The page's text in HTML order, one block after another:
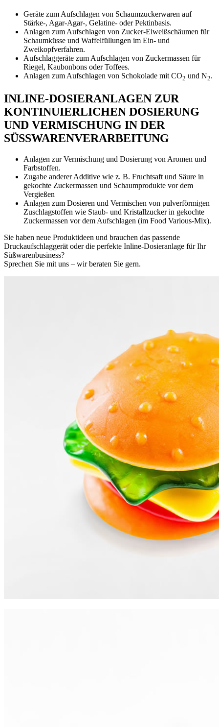
Geräte zum Aufschlagen von Schaumzuckerwaren auf
Stärke-, Agar-Agar-, Gelatine- oder Pektinbasis.
Anlagen zum Aufschlagen von Zucker-Eiweißschäumen für
Schaumküsse und Waffelfüllungen im Ein- und
Zweikopfverfahren.
Aufschlaggeräte zum Aufschlagen von Zuckermassen für
Riegel, Kaubonbons oder Toffees.
Anlagen zum Aufschlagen von Schokolade mit CO2 und N2.
INLINE-DOSIERANLAGEN ZUR
KONTINUIERLICHEN DOSIERUNG
UND VERMISCHUNG IN DER
SÜSSWARENVERARBEITUNG
Anlagen zur Vermischung und Dosierung von Aromen und
Farbstoffen.
Zugabe anderer Additive wie z. B. Fruchtsaft und Säure in
gekochte Zuckermassen und Schaumprodukte vor dem
Vergießen
Anlagen zum Dosieren und Vermischen von pulverförmigen
Zuschlagstoffen wie Staub- und Kristallzucker in gekochte
Zuckermassen vor dem Aufschlagen (im Food Various-Mix).
Sie haben neue Produktideen und brauchen das passende
Druckaufschlaggerät oder die perfekte Inline-Dosieranlage für Ihr
Süßwarenbusiness?
Sprechen Sie mit uns – wir beraten Sie gern.